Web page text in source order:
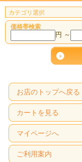
価格帯検索
円 ～
お店のトップへ戻る
カートを見る
マイページへ
ご利用案内